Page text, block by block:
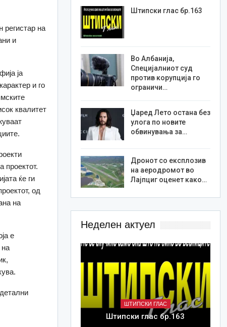
регистар на
и
ја
и го
квалитет
проектот.
ќе ги
од
на
е
на
Штипски глас бр.163
Во Албанија,
Специјалниот суд
против корупција го
ограничи…
Џаред Лето остана без
улога по новите
обвинувања за…
Дронот со експлозив
на аеродромот во
Лајпциг оценет како…
Неделен актуел
ШТИПСКИ ГЛАС
Штипски глас бр.163